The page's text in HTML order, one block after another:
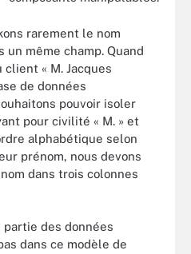
rarement le nom
un même champ. Quand
« M. Jacques
de données
pouvoir isoler
pour civilité « M. » et
alphabétique selon
prénom, nous devons
dans trois colonnes
partie des données
dans ce modèle de